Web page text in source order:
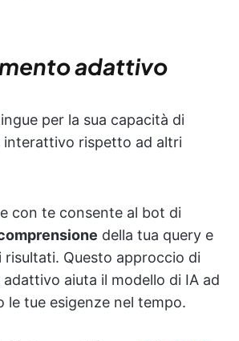
adattivo
per la sua capacità di
interattivo rispetto ad altri
con te consente al bot di
della tua query e
risultati. Questo approccio di
aiuta il modello di IA ad
le tue esigenze nel tempo.